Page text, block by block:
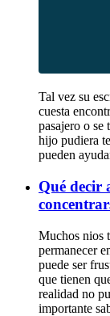
Tal vez su
cuesta
pasajero o se
hijo pudiera
pueden
Qué decir
Muchos nios
permanecer
puede ser
que tienen
realidad no
importante